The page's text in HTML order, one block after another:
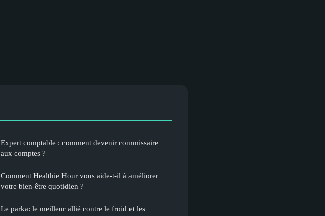
Expert comptable : comment devenir commissaire
aux comptes ?
Comment Healthie Hour vous aide-t-il à améliorer
votre bien-être quotidien ?
Le parka: le meilleur allié contre le froid et les